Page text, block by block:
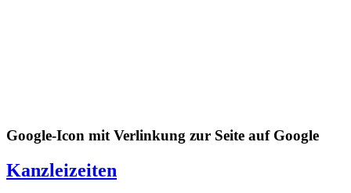
Google-Icon mit Verlinkung zur Seite auf Google
Kanzleizeiten